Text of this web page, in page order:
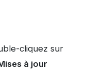
cliquez sur
à jour